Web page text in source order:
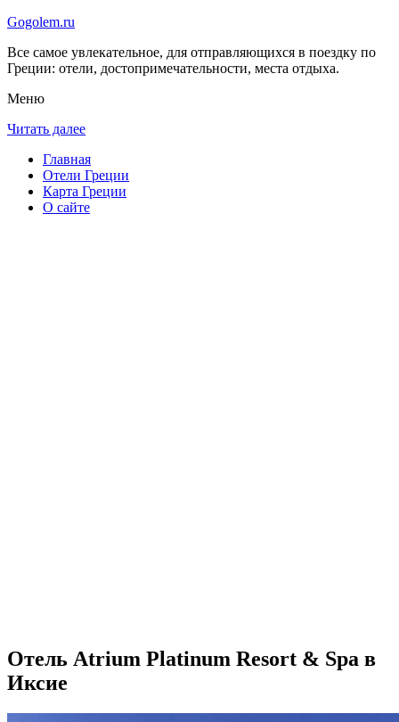
Gogolem.ru
Все самое увлекательное, для отправляющихся в поездку по
Греции: отели, достопримечательности, места отдыха.
Меню
Читать далее
Главная
Отели Греции
Карта Греции
О сайте
Отель Atrium Platinum Resort & Spa в
Иксие